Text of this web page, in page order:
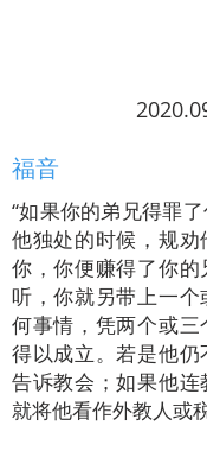
福音
“如果你的弟兄得罪
他独处的时候，规劝
你，你便赚得了你
听，你就另带上一
何事情，凭两个或三
得以成立。若是他
告诉教会；如果他
就将他看作外教人或